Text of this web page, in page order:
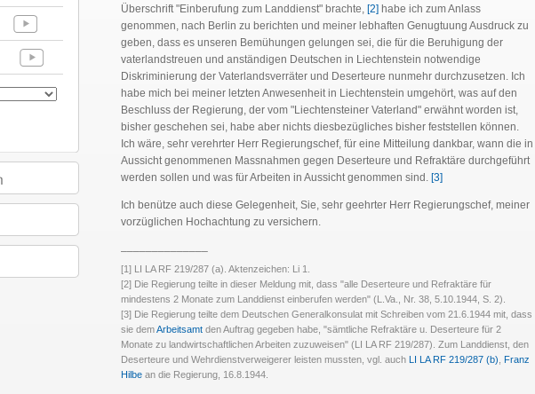
Überschrift "Einberufung zum Landdienst" brachte, [2] habe ich zum Anlass
genommen, nach Berlin zu berichten und meiner lebhaften Genugtuung Ausdruck zu
geben, dass es unseren Bemühungen gelungen sei, die für die Beruhigung der
vaterlandstreuen und anständigen Deutschen in Liechtenstein notwendige
Diskriminierung der Vaterlandsverräter und Deserteure nunmehr durchzusetzen. Ich
habe mich bei meiner letzten Anwesenheit in Liechtenstein umgehört, was auf den
Beschluss der Regierung, der vom "Liechtensteiner Vaterland" erwähnt worden ist,
bisher geschehen sei, habe aber nichts diesbezügliches bisher feststellen können.
Ich wäre, sehr verehrter Herr Regierungschef, für eine Mitteilung dankbar, wann die in
Aussicht genommenen Massnahmen gegen Deserteure und Refraktäre durchgeführt
werden sollen und was für Arbeiten in Aussicht genommen sind. [3]
Ich benütze auch diese Gelegenheit, Sie, sehr geehrter Herr Regierungschef, meiner
vorzüglichen Hochachtung zu versichern.
[1] LI LA RF 219/287 (a). Aktenzeichen: Li 1.
[2] Die Regierung teilte in dieser Meldung mit, dass "alle Deserteure und Refraktäre für
mindestens 2 Monate zum Landdienst einberufen werden" (L.Va., Nr. 38, 5.10.1944, S. 2).
[3] Die Regierung teilte dem Deutschen Generalkonsulat mit Schreiben vom 21.6.1944 mit, dass
sie demArbeitsamt den Auftrag gegeben habe, "sämtliche Refraktäre u. Deserteure für 2
Monate zu landwirtschaftlichen Arbeiten zuzuweisen" (LI LA RF 219/287). Zum Landdienst, den
Deserteure und Wehrdienstverweigerer leisten mussten, vgl. auch LI LA RF 219/287 (b), Franz
Hilbe an die Regierung, 16.8.1944.